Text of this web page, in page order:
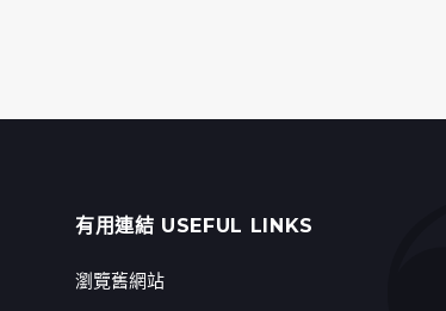
有用連結 USEFUL LINKS
瀏覽舊網站